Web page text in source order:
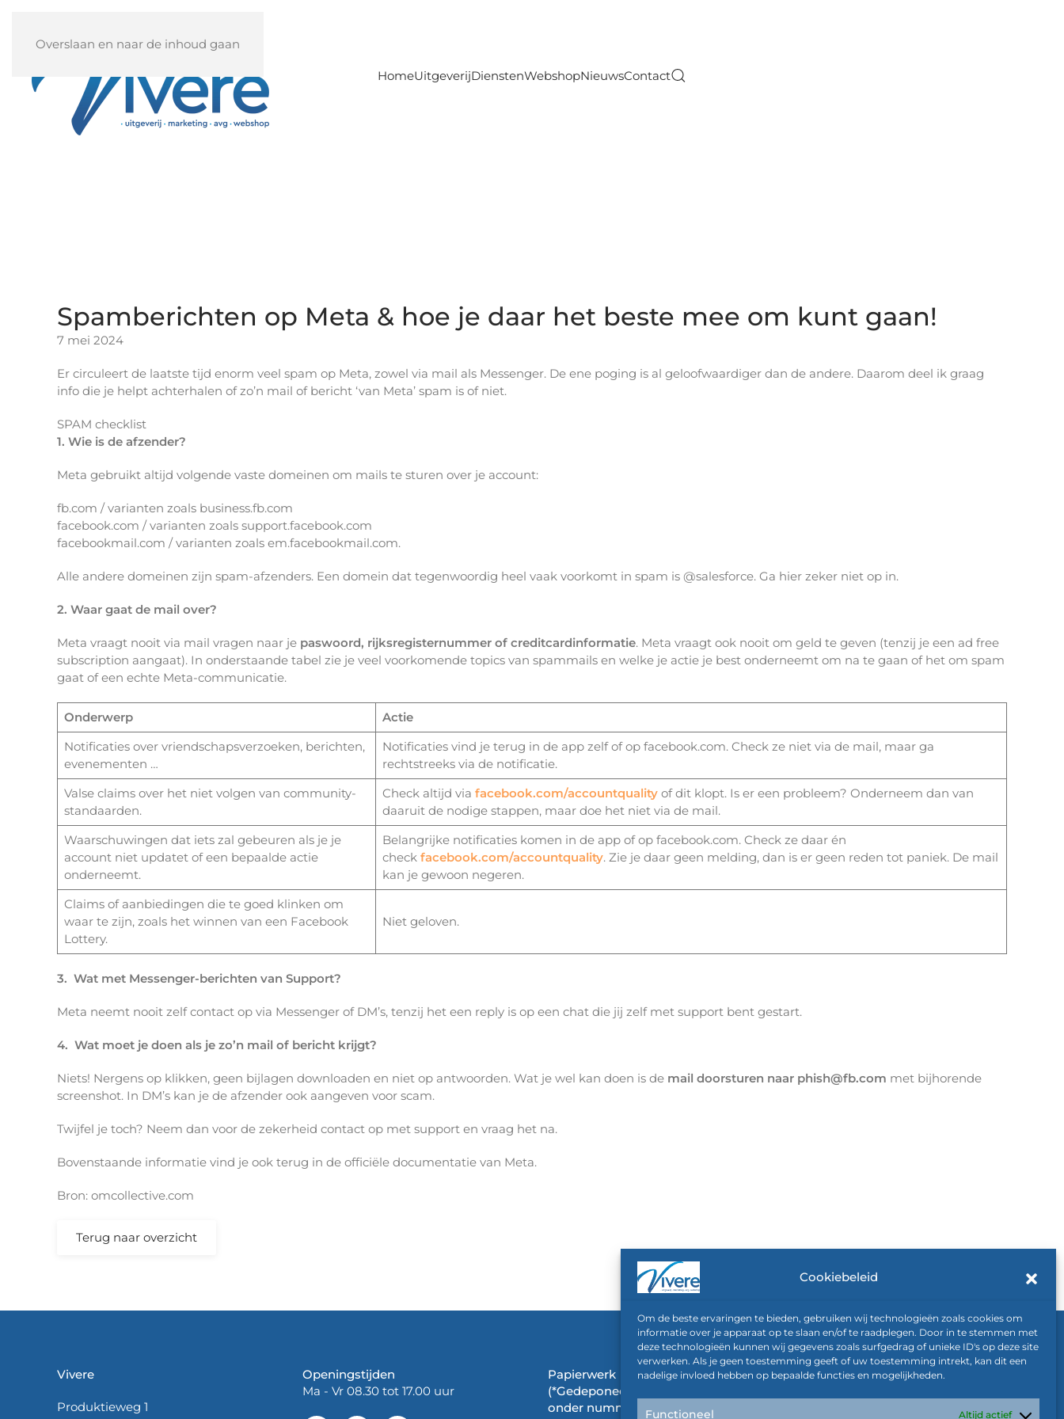
Cookiebeleid
Om de beste ervaringen te bieden, gebruiken wij technologieën zoals cookies om
informatie over je apparaat op te slaan en/of te raadplegen. Door in te stemmen met
deze technologieën kunnen wij gegevens zoals surfgedrag of unieke ID's op deze site
verwerken. Als je geen toestemming geeft of uw toestemming intrekt, kan dit een
nadelige invloed hebben op bepaalde functies en mogelijkheden.
Functioneel Altijd actief
Overslaan en naar de inhoud gaan
HomeUitgeverijDienstenWebshopNieuwsContact
Spamberichten op Meta & hoe je daar het beste mee om kunt gaan!
7 mei 2024
Er circuleert de laatste tijd enorm veel spam op Meta, zowel via mail als Messenger. De ene poging is al geloofwaardiger dan de andere. Daarom deel ik graag
info die je helpt achterhalen of zo’n mail of bericht ‘van Meta’ spam is of niet.
SPAM checklist
1. Wie is de afzender?
Meta gebruikt altijd volgende vaste domeinen om mails te sturen over je account:
fb.com / varianten zoals business.fb.com
facebook.com / varianten zoals support.facebook.com
facebookmail.com / varianten zoals em.facebookmail.com.
Alle andere domeinen zijn spam-afzenders. Een domein dat tegenwoordig heel vaak voorkomt in spam is @salesforce. Ga hier zeker niet op in.
2. Waar gaat de mail over?
Meta vraagt nooit via mail vragen naar je paswoord, rijksregisternummer of creditcardinformatie. Meta vraagt ook nooit om geld te geven (tenzij je een ad free
subscription aangaat). In onderstaande tabel zie je veel voorkomende topics van spammails en welke je actie je best onderneemt om na te gaan of het om spam
gaat of een echte Meta-communicatie.
Onderwerp
Actie
Notificaties over vriendschapsverzoeken, berichten,
evenementen …
Notificaties vind je terug in de app zelf of op facebook.com. Check ze niet via de mail, maar ga
rechtstreeks via de notificatie.
Valse claims over het niet volgen van community-
standaarden.
Check altijd via facebook.com/accountqualityof dit klopt. Is er een probleem? Onderneem dan van
daaruit de nodige stappen, maar doe het niet via de mail.
Waarschuwingen dat iets zal gebeuren als je je
account niet updatet of een bepaalde actie
onderneemt.
Belangrijke notificaties komen in de app of op facebook.com. Check ze daar én
check facebook.com/accountquality. Zie je daar geen melding, dan is er geen reden tot paniek. De mail
kan je gewoon negeren.
Claims of aanbiedingen die te goed klinken om
waar te zijn, zoals het winnen van een Facebook
Lottery.
Niet geloven.
3. Wat met Messenger-berichten van Support?
Meta neemt nooit zelf contact op via Messenger of DM’s, tenzij het een reply is op een chat die jij zelf met support bent gestart.
4. Wat moet je doen als je zo’n mail of bericht krijgt?
Niets! Nergens op klikken, geen bijlagen downloaden en niet op antwoorden. Wat je wel kan doen is de mail doorsturen naar phish@fb.com met bijhorende
screenshot. In DM’s kan je de afzender ook aangeven voor scam.
Twijfel je toch? Neem dan voor de zekerheid contact op met support en vraag het na.
Bovenstaande informatie vind je ook terug in de officiële documentatie van Meta.
Bron: omcollective.com
Terug naar overzicht
Vivere
Produktieweg 1
Openingstijden
Ma - Vr 08.30 tot 17.00 uur
Papierwerk
(*Gedeponeerd bij de KvK
onder nummer 00637528 en -30)
Alle rechten voorbehouden © Vivere